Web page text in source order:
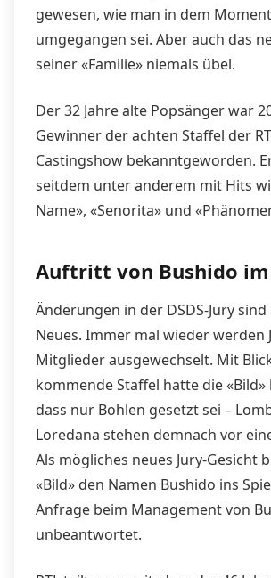
gewesen, wie man in dem
umgegangen sei. Aber auch das
seiner «Familie» niemals übel.
Der 32 Jahre alte Popsänger war
Gewinner der achten Staffel der
Castingshow bekanntgeworden.
seitdem unter anderem mit Hits
Name», «Senorita» und
Auftritt von Bushido im
Änderungen in der DSDS-Jury
Neues. Immer mal wieder werden
Mitglieder ausgewechselt. Mit
kommende Staffel hatte die
dass nur Bohlen gesetzt sei –
Loredana stehen demnach vor
Als mögliches neues Jury-Gesicht
«Bild» den Namen Bushido ins
Anfrage beim Management von
unbeantwortet.